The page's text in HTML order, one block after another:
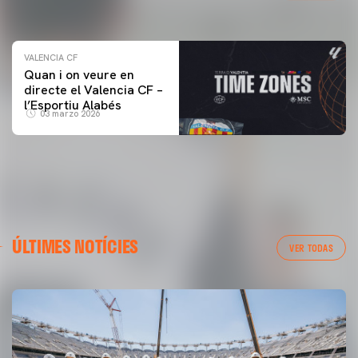
VALENCIA CF
Quan i on veure en
directe el Valencia CF –
l’Esportiu Alabés
03 marzo 2026
ÚLTIMES NOTÍCIES VER TODAS